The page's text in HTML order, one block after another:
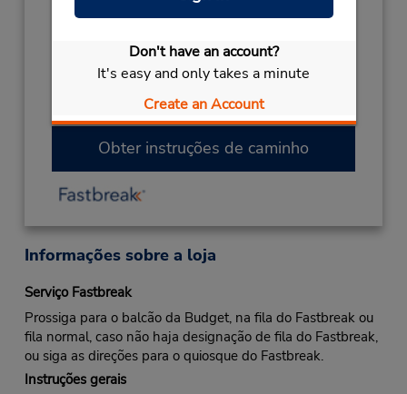
Don't have an account?
It's easy and only takes a minute
Create an Account
- 10:00PM
Caso esteja vindo de avião, o balcão de
locação está dentro do terminal, a uma curta
distância do estacionamento.
Obter instruções de caminho
Informações sobre a loja
Serviço Fastbreak
Prossiga para o balcão da Budget, na fila do Fastbreak ou
fila normal, caso não haja designação de fila do Fastbreak,
ou siga as direções para o quiosque do Fastbreak.
Instruções gerais